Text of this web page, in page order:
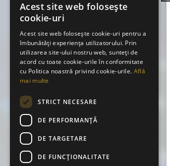
Acest site web folosește
cookie-uri
Acest site web folosește cookie-uri pentru a
îmbunătăți experiența utilizatorului. Prin
utilizarea site-ului nostru web, sunteți de
acord cu toate cookie-urile în conformitate
cu Politica noastră privind cookie-urile. Află
mai multe
STRICT NECESARE
DE PERFORMANȚĂ
DE TARGETARE
DE FUNCŢIONALITATE